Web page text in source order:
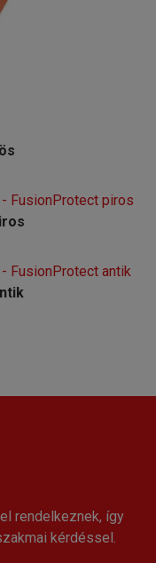
rendelkeznek, így
kérdéssel.